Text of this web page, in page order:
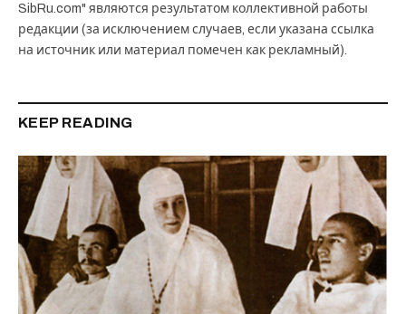
SibRu.com" являются результатом коллективной работы
редакции (за исключением случаев, если указана ссылка
на источник или материал помечен как рекламный).
KEEP READING